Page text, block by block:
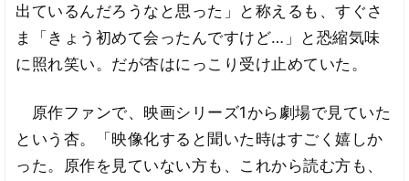
出ているんだろうなと思った」と称えるも、すぐさ
ま「きょう初めて会ったんですけど…」と恐縮気味
に照れ笑い。だが杏はにっこり受け止めていた。
原作ファンで、映画シリーズ1から劇場で見ていた
という杏。「映像化すると聞いた時はすごく嬉しか
った。原作を見ていない方も、これから読む方も、